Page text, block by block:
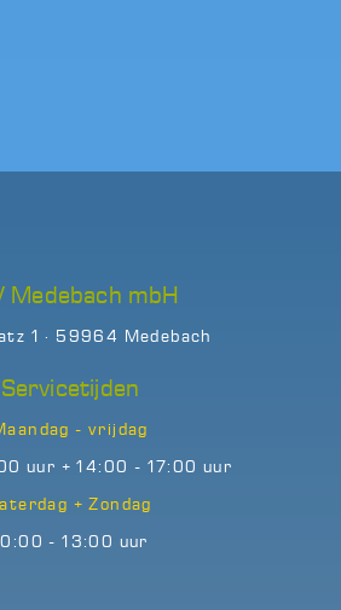
Medebach mbH
1 · 59964 Medebach
Servicetijden
- vrijdag
uur + 14:00 - 17:00 uur
+ Zondag
- 13:00 uur